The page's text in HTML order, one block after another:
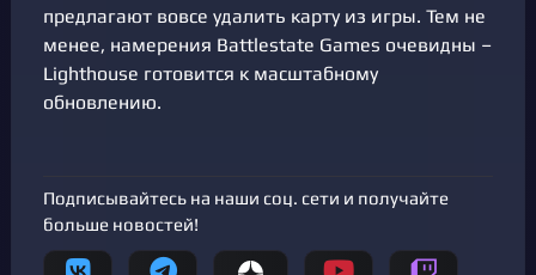
предлагают вовсе удалить карту из игры. Тем не
менее, намерения Battlestate Games очевидны –
Lighthouse готовится к масштабному
обновлению.
Подписывайтесь на наши соц. сети и получайте
больше новостей!